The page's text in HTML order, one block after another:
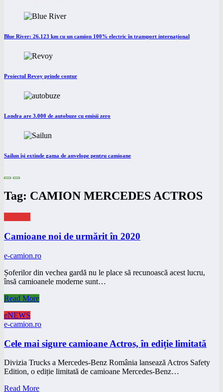
Blue River: 26.123 km cu un camion 100% electric în transport internațional
Proiectul Revoy prinde contur
Londra are 3.000 de autobuze cu emisii zero
Sailun își extinde gama de anvelope pentru camioane
Tag: CAMION MERCEDES ACTROS
Camioane noi de urmărit în 2020
e-camion.ro
Șoferilor din vechea gardă nu le place să recunoască acest lucru,
însă camioanele moderne sunt…
Read More
eNEWS
e-camion.ro
Cele mai sigure camioane Actros, în ediție limitată
Divizia Trucks a Mercedes-Benz România lansează Actros Safety
Edition, o ediție limitată de camioane Mercedes-Benz…
Read More